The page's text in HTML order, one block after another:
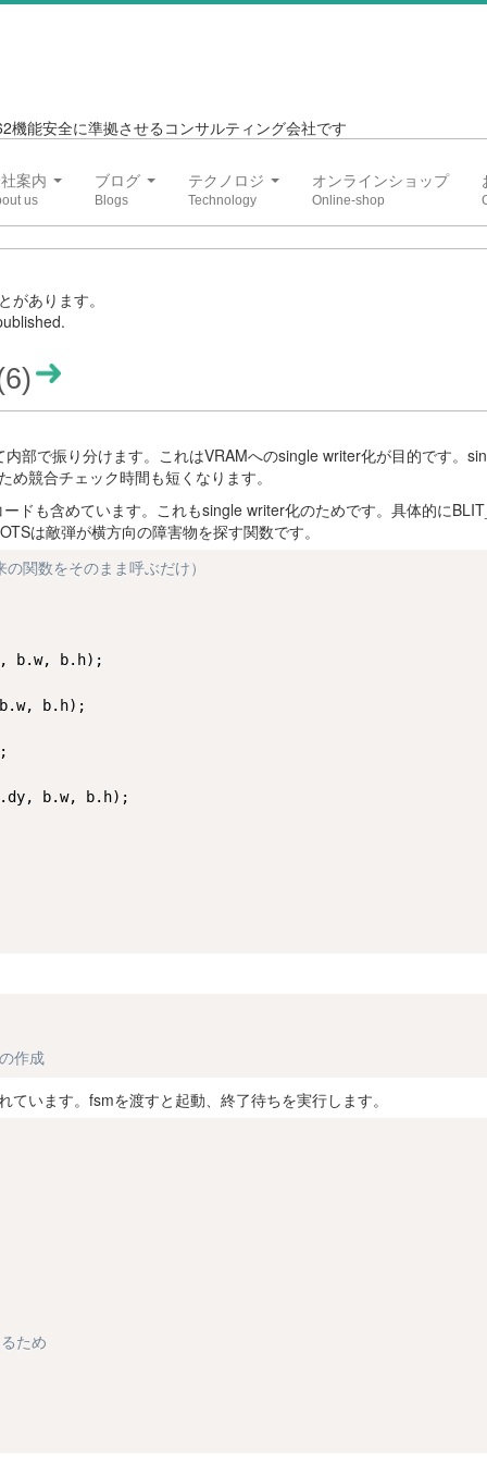
能安全に準拠させるコンサルティング会社です
案内 ブログ テクノロジ オンラインショップ
あります。
部で振り分けます。これはVRAMへのsingle writer化が目的です。
競合チェック時間も短くなります。
ドも含めています。これもsingle writer化のためです。具体的に
は敵弾が横方向の障害物を探す関数です。
数をそのまま呼ぶだけ）
b.w, b.h);
b.h);
b.w, b.h);
作成
います。fsmを渡すと起動、終了待ちを実行します。
ため